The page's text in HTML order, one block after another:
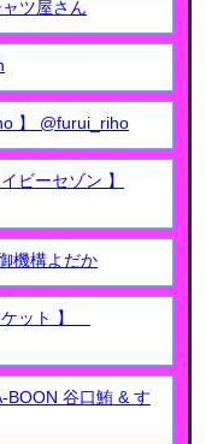
ツ屋さん
】 @furui_riho
ビーセゾン 】
機構よだか
ケット 】
谷口鮪 & す